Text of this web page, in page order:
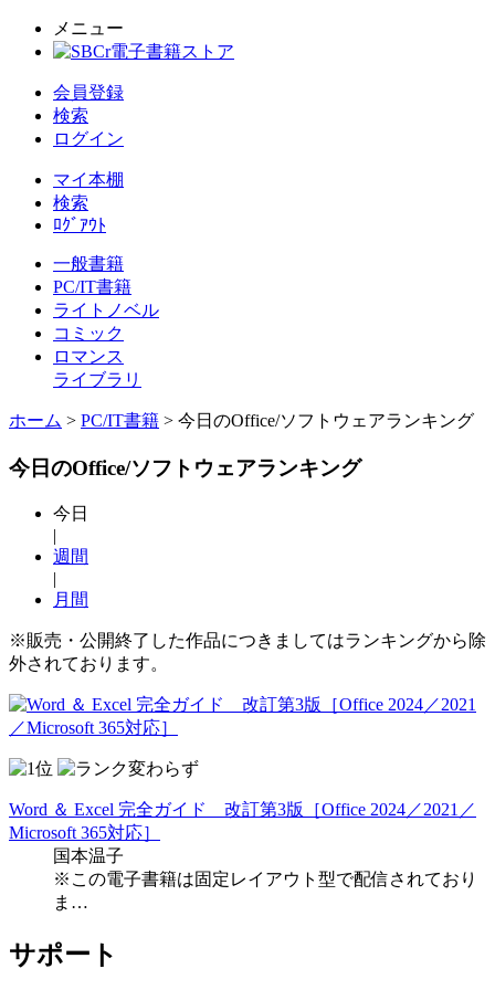
メニュー
会員登録
検索
ログイン
マイ本棚
検索
ﾛｸﾞｱｳﾄ
一般書籍
PC/IT書籍
ライトノベル
コミック
ロマンス
ライブラリ
ホーム > PC/IT書籍 > 今日のOffice/ソフトウェアランキング
今日のOffice/ソフトウェアランキング
今日
|
週間
|
月間
※販売・公開終了した作品につきましてはランキングから除
外されております。
Word ＆ Excel 完全ガイド 改訂第3版［Office 2024／2021／
Microsoft 365対応］
国本温子
※この電子書籍は固定レイアウト型で配信されており
ま…
サポート